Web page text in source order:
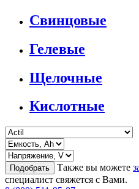
Свинцовые
Гелевые
Щелочные
Кислотные
Подобрать Также вы можете
специалист свяжется с Вами.